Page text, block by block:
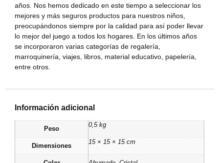
años. Nos hemos dedicado en este tiempo a seleccionar los
mejores y más seguros productos para nuestros niños,
preocupándonos siempre por la calidad para así poder llevar
lo mejor del juego a todos los hogares. En los últimos años
se incorporaron varias categorías de regalería,
marroquinería, viajes, libros, material educativo, papelería,
entre otros.
Información adicional
Peso
0,5 kg
Dimensiones
15 × 15 × 15 cm